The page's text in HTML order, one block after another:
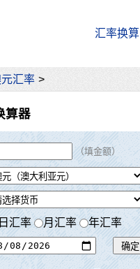
汇率换算
汇率 >
算器
（填金额）
日汇率 月汇率 年汇率